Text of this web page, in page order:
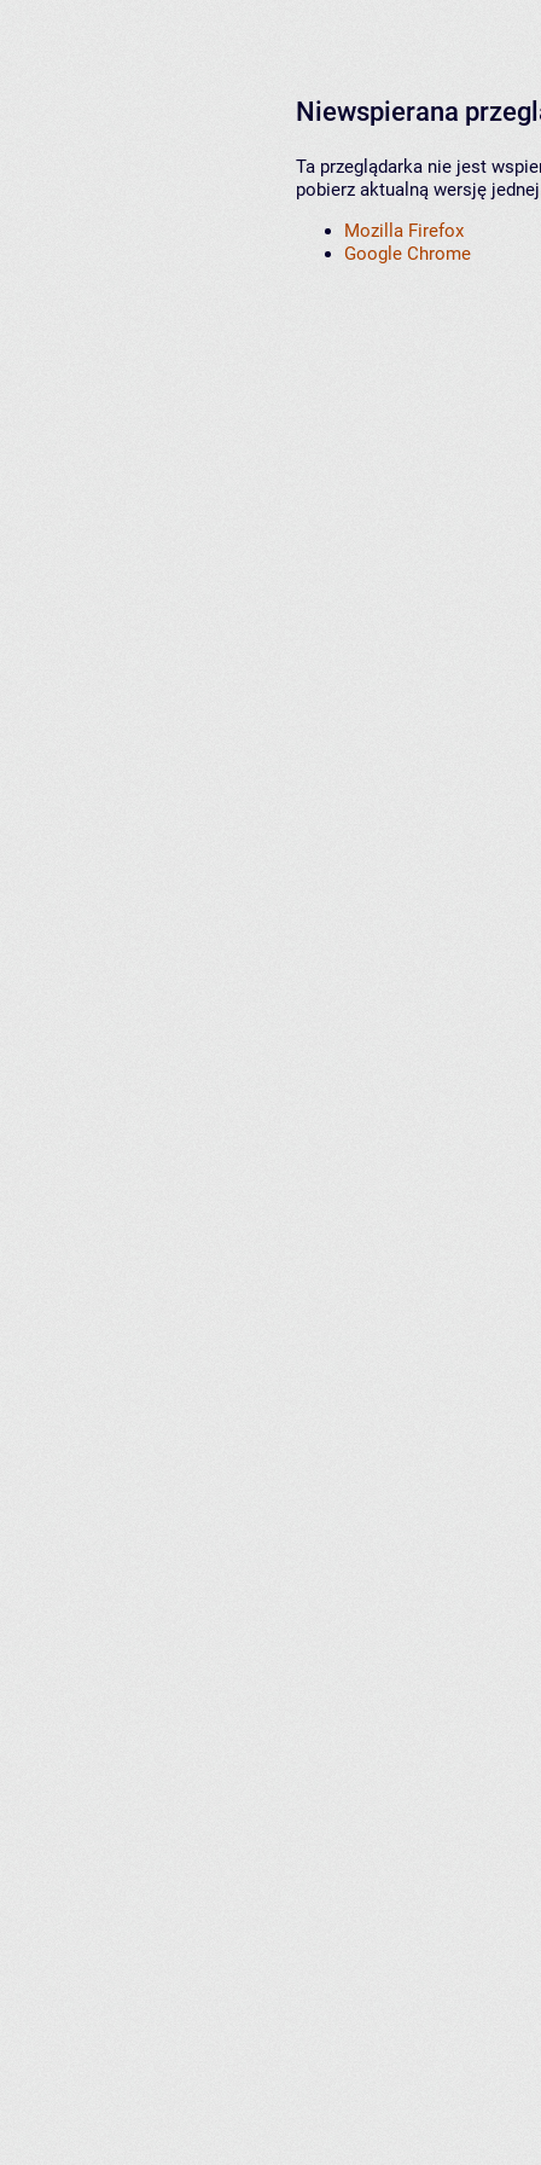
Niewspierana
Ta przeglądarka nie jest
pobierz aktualną wersję
Mozilla Firefox
Google Chrome